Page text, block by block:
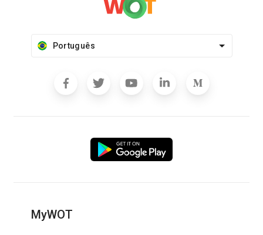
Português
MyWOT